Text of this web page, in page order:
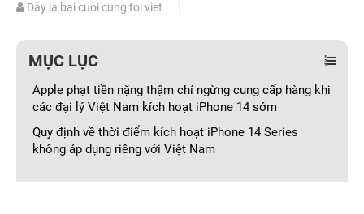
Day la bai cuoi cung toi viet
MỤC LỤC
Apple phạt tiền nặng thậm chí ngừng cung cấp hàng khi
các đại lý Việt Nam kích hoạt iPhone 14 sớm
Quy định về thời điểm kích hoạt iPhone 14 Series
không áp dụng riêng với Việt Nam